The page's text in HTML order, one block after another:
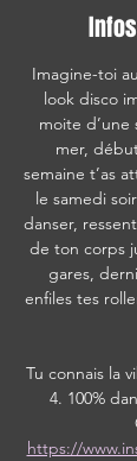
Imagine-toi
look disco
moite d’une
mer,
semaine t’as
le samedi
danser,
de ton corps
gares,
enfiles tes
Tu connais la
4. 100%
https://